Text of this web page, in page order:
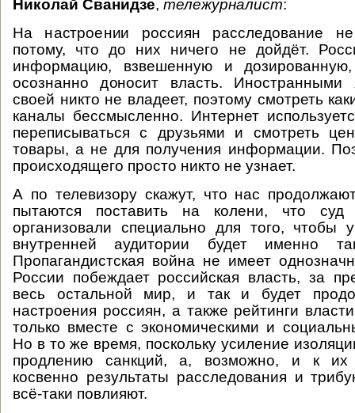
Николай Сванидзе, тележурналист:
На настроении россиян расследование
потому, что до них ничего не дойдёт.
информацию, взвешенную и
осознанно доносит власть.
своей никто не владеет, поэтому смотреть
каналы бессмысленно. Интернет
переписываться с друзьями и смотреть
товары, а не для получения информации.
происходящего просто никто не узнает.
А по телевизору скажут, что нас
пытаются поставить на колени, что
организовали специально для того, чтобы
внутренней аудитории будет именно
Пропагандистская война не имеет
России побеждает российская власть, за
весь остальной мир, и так и будет
настроения россиян, а также рейтинги
только вместе с экономическими и
Но в то же время, поскольку усиление
продлению санкций, а, возможно, и к их
косвенно результаты расследования и
всё-таки повлияют.